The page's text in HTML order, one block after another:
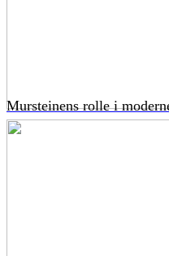
Mursteinens rolle i